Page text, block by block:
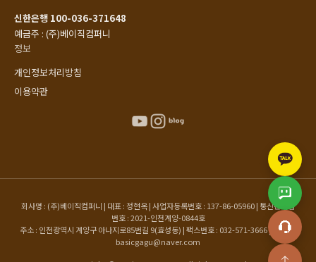
신한은행 100-036-371648
예금주 : (주)베이직컴퍼니
정보
개인정보처리방침
이용약관
회사명 : (주)베이직컴퍼니 | 대표 : 정현옥 | 사업자등록번호 : 137-86-05960 | 통신판매업
번호 : 2021-인천계양-0844호
주소 : 인천광역시 계양구 아나지로85번길 9(효성동) | 팩스번호 : 032-571-3666 | 이메일 :
basicgagu@naver.com